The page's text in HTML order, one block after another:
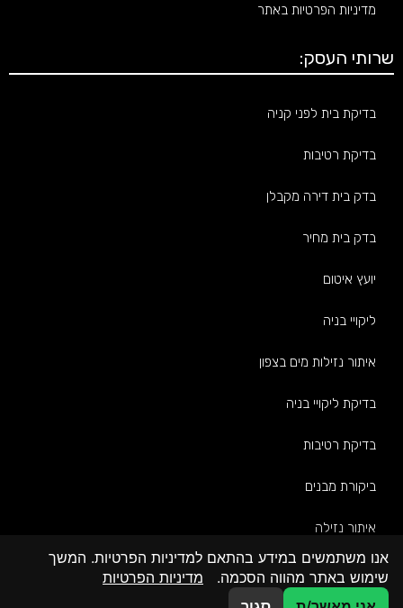
מדיניות הפרטיות באתר
שרותי העסק:
בדיקת בית לפני קניה
בדיקת רטיבות
בדק בית דירה מקבלן
בדק בית מחיר
יועץ איטום
ליקויי בניה
איתור נזילות מים בצפון
בדיקת ליקויי בניה
בדיקת רטיבות
ביקורת מבנים
איתור נזילה
צרו איתנו קשר כבר היום:
אנו משתמשים במידע בהתאם למדיניות הפרטיות. המשך
שימוש באתר מהווה הסכמה. מדיניות הפרטיות